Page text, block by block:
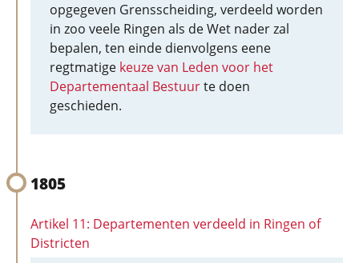
opgegeven Grensscheiding, verdeeld worden
in zoo veele Ringen als de Wet nader zal
bepalen, ten einde dienvolgens eene
regtmatige keuze van Leden voor het
Departementaal Bestuurte doen
geschieden.
1805
Artikel 11: Departementen verdeeld in Ringen of
Districten